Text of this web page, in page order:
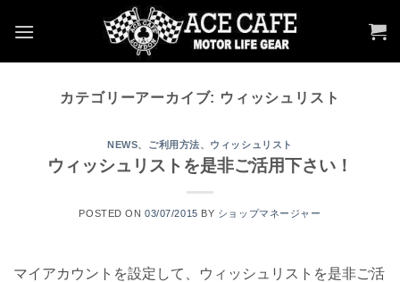
カテゴリーアーカイブ: ウィッシュリスト
NEWS、 ご利用方法、 ウィッシュリスト
ウィッシュリストを是非ご活用下さい！
POSTED ON03/07/2015 BY ショップマネージャー
マイアカウントを設定して、ウィッシュリストを是非ご活